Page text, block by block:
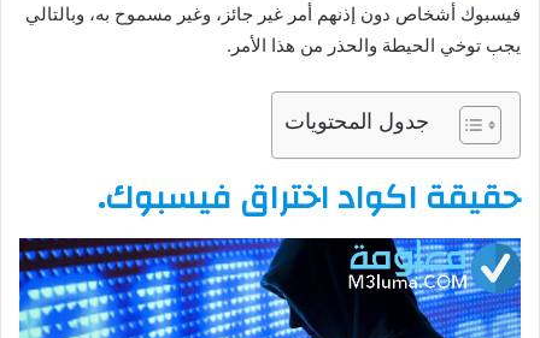
فيسبوك أشخاص دون إذنهم أمر غير جائز، وغير مسموح به، وبالتالي
يجب توخي الحيطة والحذر من هذا الأمر.
جدول المحتويات
حقيقة اكواد اختراق فيسبوك.